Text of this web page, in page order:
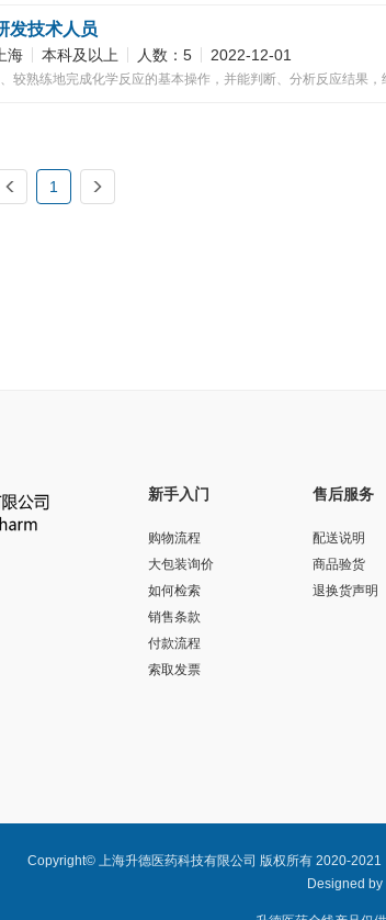
发技术人员
上海 本科及以上 人数：5 2022-12-01
1
新手入门
购物流程
大包装询价
如何检索
销售条款
付款流程
索取发票
售后服务
配送说明
商品验货
退换货声明
Copyright© 上海升德医药科技有限公司 版权所有 2020-2021
Designed by